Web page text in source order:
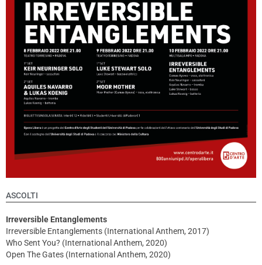
ASCOLTI
Irreversible Entanglements
Irreversible Entanglements (International Anthem, 2017)
Who Sent You? (International Anthem, 2020)
Open The Gates (International Anthem, 2020)